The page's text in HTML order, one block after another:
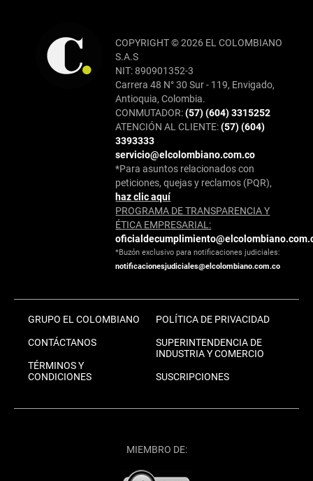
COPYRIGHT © 2026 EL COLOMBIANO
S.A.S
NIT: 890901352-3
Carrera 48 N° 30 Sur - 119, Envigado,
Antioquia, Colombia.
CONMUTADOR:(57) (604) 3315252
ATENCIÓN AL CLIENTE:(57) (604)
3393333
servicio@elcolombiano.com.co
*Para asuntos relacionados con
peticiones, quejas y reclamos (PQR),
haz clic aquí
PROGRAMA DE TRANSPARENCIA Y
ÉTICA EMPRESARIAL:
*Buzón exclusivo para notificaciones judiciales:
notificacionesjudiciales@elcolombiano.com.co
GRUPO EL COLOMBIANO
CONTÁCTANOS
TÉRMINOS Y
CONDICIONES
POLÍTICA DE PRIVACIDAD
SUPERINTENDENCIA DE
INDUSTRIA Y COMERCIO
SUSCRIPCIONES
MIEMBRO DE: